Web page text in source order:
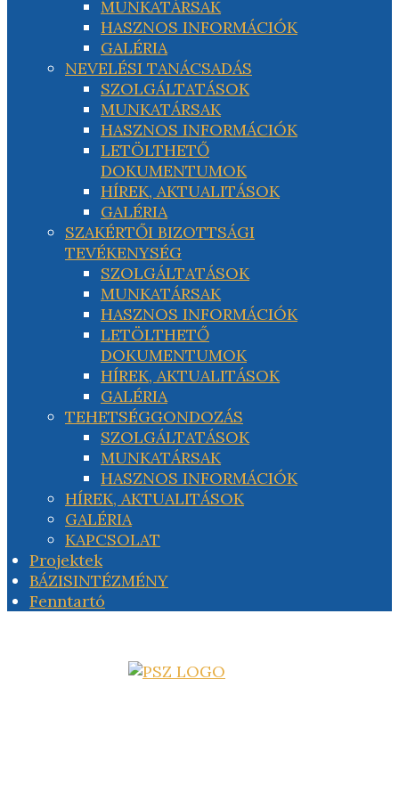
MUNKATÁRSAK
HASZNOS INFORMÁCIÓK
GALÉRIA
NEVELÉSI TANÁCSADÁS
SZOLGÁLTATÁSOK
MUNKATÁRSAK
HASZNOS INFORMÁCIÓK
LETÖLTHETŐ
DOKUMENTUMOK
HÍREK, AKTUALITÁSOK
GALÉRIA
SZAKÉRTŐI BIZOTTSÁGI
TEVÉKENYSÉG
SZOLGÁLTATÁSOK
MUNKATÁRSAK
HASZNOS INFORMÁCIÓK
LETÖLTHETŐ
DOKUMENTUMOK
HÍREK, AKTUALITÁSOK
GALÉRIA
TEHETSÉGGONDOZÁS
SZOLGÁLTATÁSOK
MUNKATÁRSAK
HASZNOS INFORMÁCIÓK
HÍREK, AKTUALITÁSOK
GALÉRIA
KAPCSOLAT
Projektek
BÁZISINTÉZMÉNY
Fenntartó